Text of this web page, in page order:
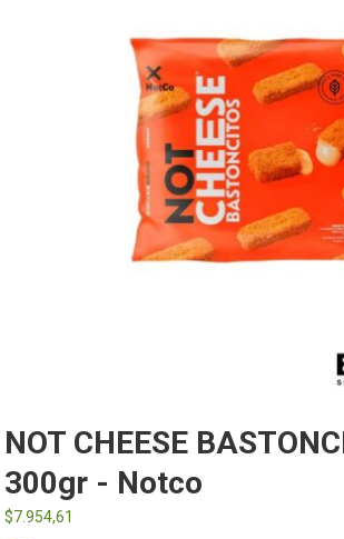
NOT CHEESE
300gr - Notco
$7.954,61